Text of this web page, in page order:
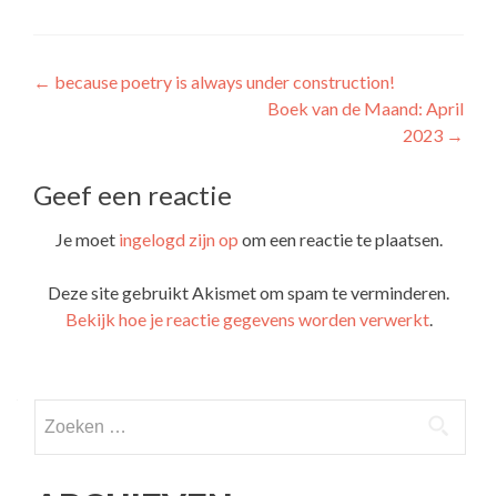
Bericht
← because poetry is always under construction!
Boek van de Maand: April
2023 →
Geef een reactie
Je moet ingelogd zijn op om een reactie te plaatsen.
Deze site gebruikt Akismet om spam te verminderen.
Bekijk hoe je reactie gegevens worden verwerkt.
naar: